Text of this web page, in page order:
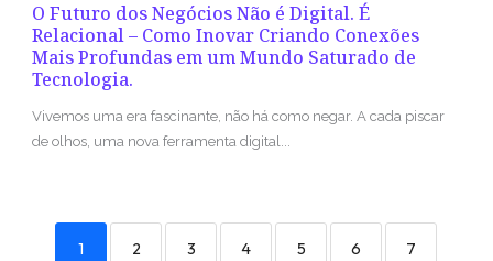
O Futuro dos Negócios Não é Digital. É
Relacional – Como Inovar Criando Conexões
Mais Profundas em um Mundo Saturado de
Tecnologia.
Vivemos uma era fascinante, não há como negar. A cada piscar
de olhos, uma nova ferramenta digital...
1 2 3 4 5 6 7